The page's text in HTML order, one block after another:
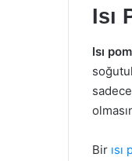
Isı
Isı
Bir ısı